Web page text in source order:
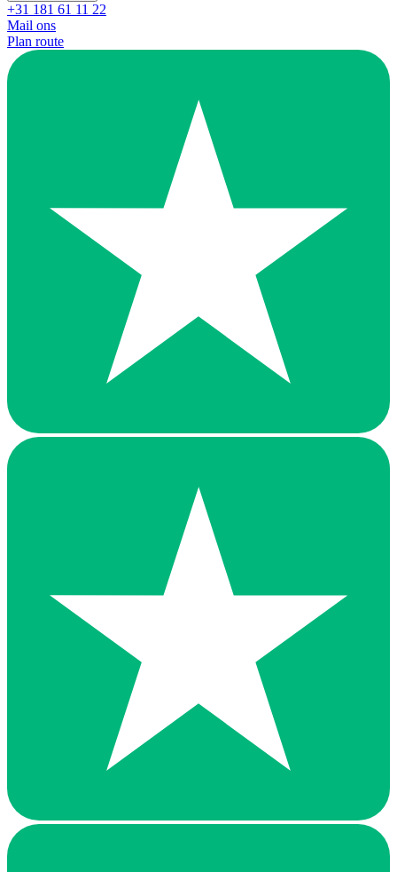
+31 181 61 11 22
Mail ons
Plan route